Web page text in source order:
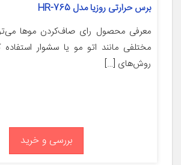
برس حرارتی روزیا مدل HR-765
معرفی محصول رای صاف‌کردن موها
مختلفی مانند اتو مو یا سشوار
روش‌های […]
بررسی و خرید